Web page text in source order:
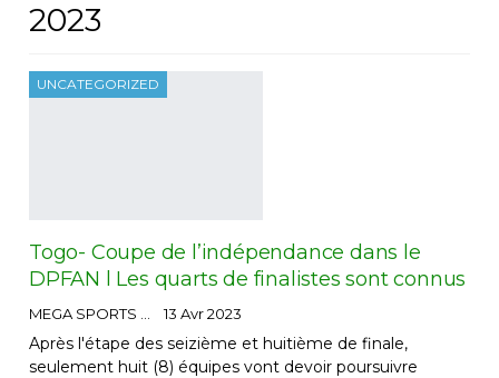
2023
UNCATEGORIZED
Togo- Coupe de l’indépendance dans le
DPFAN l Les quarts de finalistes sont connus
13 Avr 2023
Après l'étape des seizième et huitième de finale,
seulement huit (8) équipes vont devoir poursuivre